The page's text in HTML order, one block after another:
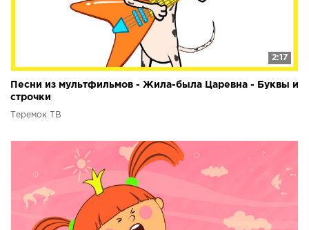
2:17
Песни из мультфильмов - Жила-была Царевна - Буквы и
строчки
Теремок ТВ